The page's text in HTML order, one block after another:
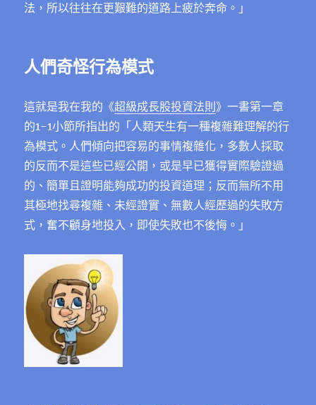
法，所以往往在更艱難的道路上疲於奔命。」
人們奇怪行為模式
這就是我在我的《超級成長股投資法則》一書第一章
的1-1小節所指出的「人類天生有一種複雜難理解的行
為模式。人們傾向把容易的事情複雜化，多數人採取
的反而不是這些已經公開，或是早已獲得實際驗證過
的、簡單且證明能夠成功的投資道理；反而無所不用
其極地找尋複雜、未經證實、無數人經歷過的失敗方
式，奮不顧身地投入，即使失敗也不後悔。」